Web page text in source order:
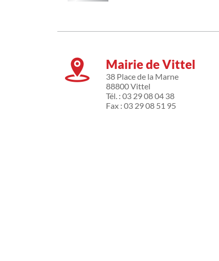
Mairie de Vittel
38 Place de la Marne
88800 Vittel
Tél. : 03 29 08 04 38
Fax : 03 29 08 51 95